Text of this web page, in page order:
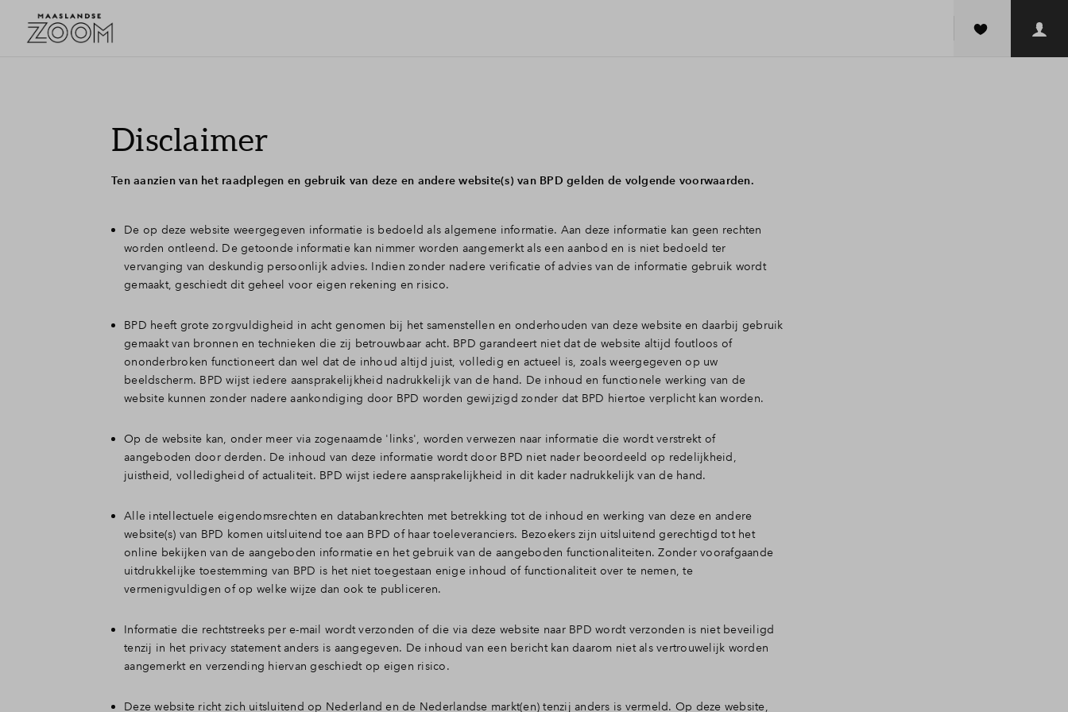
Disclaimer
Ten aanzien van het raadplegen en gebruik van deze en andere website(s) van BPD gelden de volgende voorwaarden.
De op deze website weergegeven informatie is bedoeld als algemene informatie. Aan deze informatie kan geen rechten
worden ontleend. De getoonde informatie kan nimmer worden aangemerkt als een aanbod en is niet bedoeld ter
vervanging van deskundig persoonlijk advies. Indien zonder nadere verificatie of advies van de informatie gebruik wordt
gemaakt, geschiedt dit geheel voor eigen rekening en risico.
BPD heeft grote zorgvuldigheid in acht genomen bij het samenstellen en onderhouden van deze website en daarbij gebruik
gemaakt van bronnen en technieken die zij betrouwbaar acht. BPD garandeert niet dat de website altijd foutloos of
ononderbroken functioneert dan wel dat de inhoud altijd juist, volledig en actueel is, zoals weergegeven op uw
beeldscherm. BPD wijst iedere aansprakelijkheid nadrukkelijk van de hand. De inhoud en functionele werking van de
website kunnen zonder nadere aankondiging door BPD worden gewijzigd zonder dat BPD hiertoe verplicht kan worden.
Op de website kan, onder meer via zogenaamde 'links', worden verwezen naar informatie die wordt verstrekt of
aangeboden door derden. De inhoud van deze informatie wordt door BPD niet nader beoordeeld op redelijkheid,
juistheid, volledigheid of actualiteit. BPD wijst iedere aansprakelijkheid in dit kader nadrukkelijk van de hand.
Alle intellectuele eigendomsrechten en databankrechten met betrekking tot de inhoud en werking van deze en andere
website(s) van BPD komen uitsluitend toe aan BPD of haar toeleveranciers. Bezoekers zijn uitsluitend gerechtigd tot het
online bekijken van de aangeboden informatie en het gebruik van de aangeboden functionaliteiten. Zonder voorafgaande
uitdrukkelijke toestemming van BPD is het niet toegestaan enige inhoud of functionaliteit over te nemen, te
vermenigvuldigen of op welke wijze dan ook te publiceren.
Informatie die rechtstreeks per e-mail wordt verzonden of die via deze website naar BPD wordt verzonden is niet beveiligd
tenzij in het privacy statement anders is aangegeven. De inhoud van een bericht kan daarom niet als vertrouwelijk worden
aangemerkt en verzending hiervan geschiedt op eigen risico.
Deze website richt zich uitsluitend op Nederland en de Nederlandse markt(en) tenzij anders is vermeld. Op deze website,